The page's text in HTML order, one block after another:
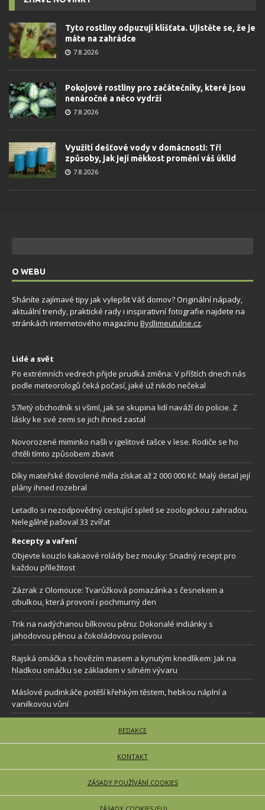
Tyto rostliny odpuzují klíšťata. Ujistěte se, že je
máte na zahrádce
7.8.2026
Pokojové rostliny pro začátečníky, které jsou
nenáročné a něco vydrží
7.8.2026
Využití dešťové vody v domácnosti: Tři
způsoby, jak její měkkost promění váš úklid
7.8.2026
O WEBU
Sháníte zajímavé tipy jak vylepšit Váš domov? Originální nápady,
aktuální trendy, praktické rady i inspirativní fotografie najdete na
stránkách internetového magazínu Bydlimeutulne.cz.
Lidé a svět
Po extrémních vedrech přijde prudká změna: V příštích dnech nás
podle meteorologů čeká počasí, jaké už nikdo nečekal
57letý obchodník si všiml, jak se skupina lidí naváží do policie. Z
lásky ke své zemi se jich ihned zastal
Novorozené miminko našli v igelitové tašce v lese. Rodiče se ho
chtěli tímto způsobem zbavit
Díky mateřské dovolené měla získat až 2 000 000 Kč. Malý detail její
plány ihned rozebral
Letadlo si nezodpovědný cestující spletl se zoologickou zahradou.
Nelegálně pašoval 33 zvířat
Recepty a vaření
Objevte kouzlo kakaové rolády bez mouky: Snadný recept pro
každou příležitost
Zázrak z Olomouce: Tvarůžková pomazánka s česnekem a
cibulkou, která provoní i pochmurný den
Trik na nadýchanou bílkovou pěnu: Dokonalé indiánky s
jahodovou pěnou a čokoládovou polevou
Rajská omáčka s hovězím masem a kynutým knedlíkem: Jak na
hladkou omáčku se základem v silném vývaru
Máslové pudinkáče potěší křehkým těstem, hebkou náplní a
vanilkovou vůní
REDAKCE
KONTAKT
ZÁSADY POUŽÍVÁNÍ COOKIES